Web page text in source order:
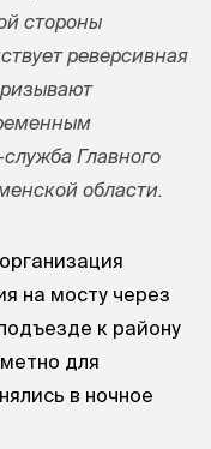
стороны
реверсивная
Главного
области.
на мосту через
к району
для
в ночное